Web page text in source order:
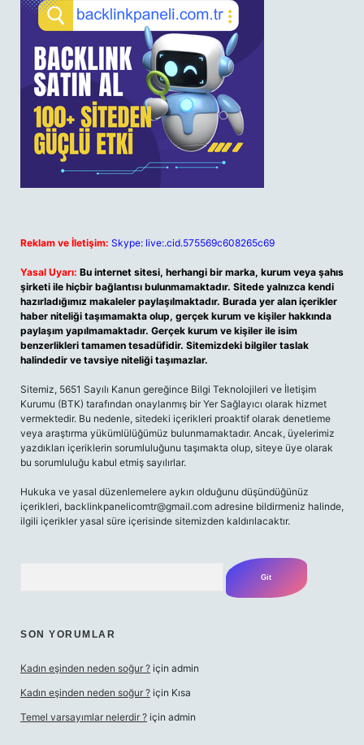
Reklam ve İletişim: Skype: live:.cid.575569c608265c69
Yasal Uyarı: Bu internet sitesi, herhangi bir marka, kurum veya şahıs
şirketi ile hiçbir bağlantısı bulunmamaktadır. Sitede yalnızca kendi
hazırladığımız makaleler paylaşılmaktadır. Burada yer alan içerikler
haber niteliği taşımamakta olup, gerçek kurum ve kişiler hakkında
paylaşım yapılmamaktadır. Gerçek kurum ve kişiler ile isim
benzerlikleri tamamen tesadüfidir. Sitemizdeki bilgiler taslak
halindedir ve tavsiye niteliği taşımazlar.
Sitemiz, 5651 Sayılı Kanun gereğince Bilgi Teknolojileri ve İletişim
Kurumu (BTK) tarafından onaylanmış bir Yer Sağlayıcı olarak hizmet
vermektedir. Bu nedenle, sitedeki içerikleri proaktif olarak denetleme
veya araştırma yükümlülüğümüz bulunmamaktadır. Ancak, üyelerimiz
yazdıkları içeriklerin sorumluluğunu taşımakta olup, siteye üye olarak
bu sorumluluğu kabul etmiş sayılırlar.
Hukuka ve yasal düzenlemelere aykırı olduğunu düşündüğünüz
içerikleri, backlinkpanelicomtr@gmail.com adresine bildirmeniz halinde,
ilgili içerikler yasal süre içerisinde sitemizden kaldırılacaktır.
SON YORUMLAR
Kadın eşinden neden soğur ? için admin
Kadın eşinden neden soğur ? için Kısa
Temel varsayımlar nelerdir ? için admin